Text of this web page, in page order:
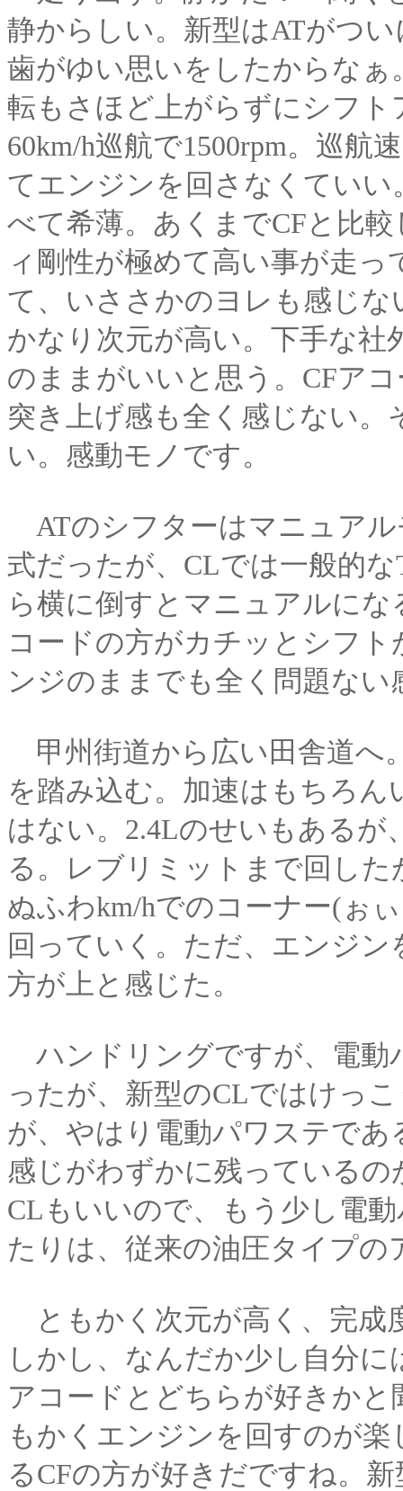
静からしい。新型はATがつ
歯がゆい思いをしたからな
転もさほど上がらずにシフ
60km/h巡航で1500rpm。巡航
てエンジンを回さなくてい
べて希薄。あくまでCFと比
ィ剛性が極めて高い事が走
て、いささかのヨレも感じ
かなり次元が高い。下手な
のままがいいと思う。CFア
突き上げ感も全く感じない
い。感動モノです。
ATのシフターはマニュアル
式だったが、CLでは一般的
ら横に倒すとマニュアルに
コードの方がカチッとシフ
ンジのままでも全く問題ない
甲州街道から広い田舎道へ
を踏み込む。加速はもちろ
はない。2.4Lのせいもある
る。レブリミットまで回し
ぬふわkm/hでのコーナー(ぉ
回っていく。ただ、エンジ
方が上と感じた。
ハンドリングですが、電動
ったが、新型のCLではけっ
が、やはり電動パワステで
感じがわずかに残っている
CLもいいので、もう少し電
たりは、従来の油圧タイプ
ともかく次元が高く、完成
しかし、なんだか少し自分
アコードとどちらが好きか
もかくエンジンを回すのが
るCFの方が好きだですね。